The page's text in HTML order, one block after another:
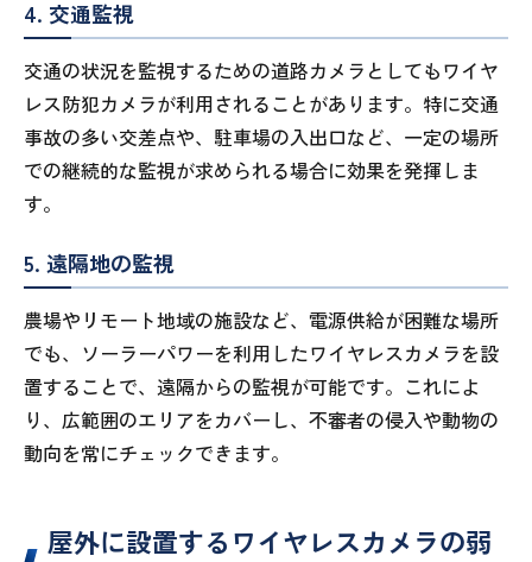
4. 交通監視
交通の状況を監視するための道路カメラとしてもワイヤ
レス防犯カメラが利用されることがあります。特に交通
事故の多い交差点や、駐車場の入出口など、一定の場所
での継続的な監視が求められる場合に効果を発揮しま
す。
5. 遠隔地の監視
農場やリモート地域の施設など、電源供給が困難な場所
でも、ソーラーパワーを利用したワイヤレスカメラを設
置することで、遠隔からの監視が可能です。これによ
り、広範囲のエリアをカバーし、不審者の侵入や動物の
動向を常にチェックできます。
屋外に設置するワイヤレスカメラの弱